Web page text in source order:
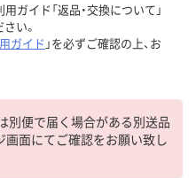
ガイド「返品・交換について」
い。
ガイド 」を必ずご確認の上、お
別便で届く場合がある別送品
画面にてご確認をお願い致し